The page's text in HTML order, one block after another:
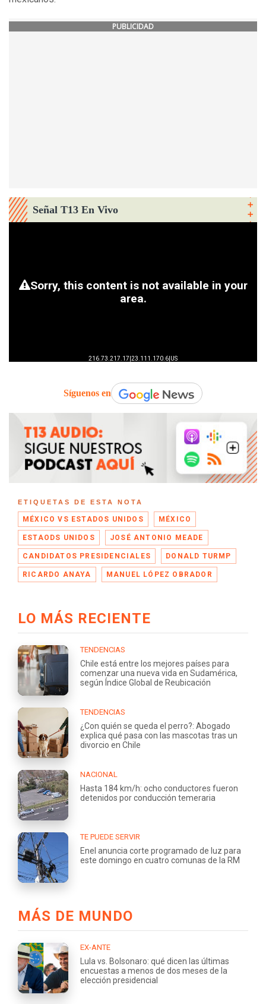
PUBLICIDAD
Señal T13 En Vivo
Síguenos en
ETIQUETAS DE ESTA NOTA
MÉXICO VS ESTADOS UNIDOS MÉXICO
ESTAODS UNIDOS JOSÉ ANTONIO MEADE
CANDIDATOS PRESIDENCIALES DONALD TURMP
RICARDO ANAYA MANUEL LÓPEZ OBRADOR
LO MÁS RECIENTE
TENDENCIAS
Chile está entre los mejores países para
comenzar una nueva vida en Sudamérica,
según Índice Global de Reubicación
TENDENCIAS
¿Con quién se queda el perro?: Abogado
explica qué pasa con las mascotas tras un
divorcio en Chile
NACIONAL
Hasta 184 km/h: ocho conductores fueron
detenidos por conducción temeraria
TE PUEDE SERVIR
Enel anuncia corte programado de luz para
este domingo en cuatro comunas de la RM
MÁS DE MUNDO
EX-ANTE
Lula vs. Bolsonaro: qué dicen las últimas
encuestas a menos de dos meses de la
elección presidencial